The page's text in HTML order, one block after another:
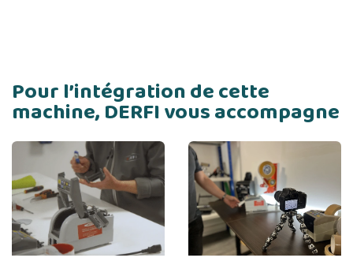
Pour l’intégration de cette
machine, DERFI vous accompagne